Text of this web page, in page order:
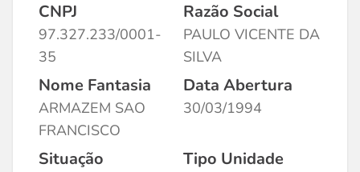
CNPJ
97.327.233/0001-
35
Razão Social
PAULO VICENTE DA
SILVA
Nome Fantasia
ARMAZEM SAO
FRANCISCO
Data Abertura
30/03/1994
Situação Tipo Unidade